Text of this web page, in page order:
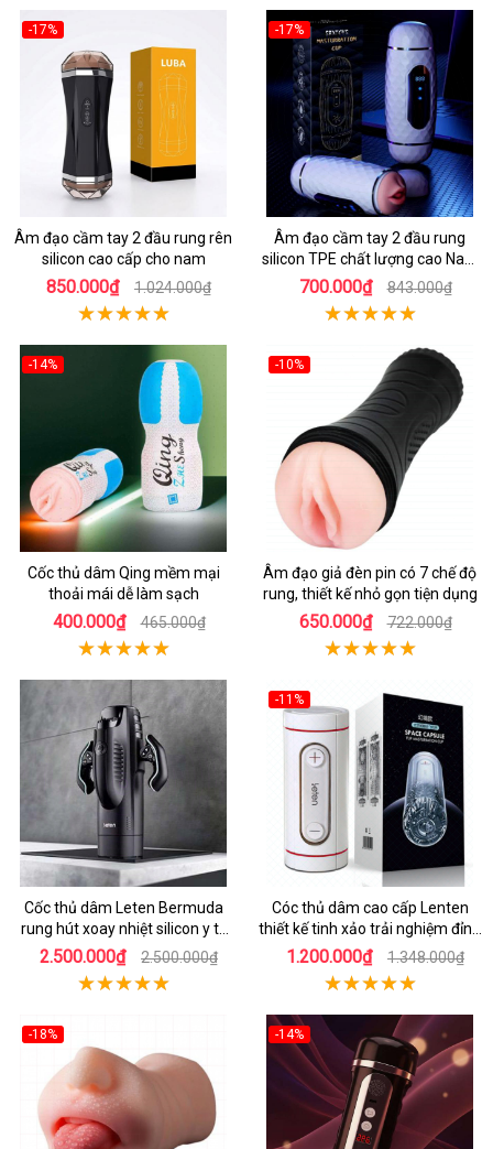
-17%
Âm đạo cầm tay 2 đầu rung rên
silicon cao cấp cho nam
850.000₫ 1.024.000₫
-17%
Âm đạo cầm tay 2 đầu rung
silicon TPE chất lượng cao Nam
giới
700.000₫ 843.000₫
-14%
Cốc thủ dâm Qing mềm mại
thoải mái dễ làm sạch
400.000₫ 465.000₫
-10%
Âm đạo giả đèn pin có 7 chế độ
rung, thiết kế nhỏ gọn tiện dụng
650.000₫ 722.000₫
Cốc thủ dâm Leten Bermuda
rung hút xoay nhiệt silicon y tế
mới nhất
2.500.000₫ 2.500.000₫
-11%
Cóc thủ dâm cao cấp Lenten
thiết kế tinh xảo trải nghiệm đỉnh
cao
1.200.000₫ 1.348.000₫
-18% -14%